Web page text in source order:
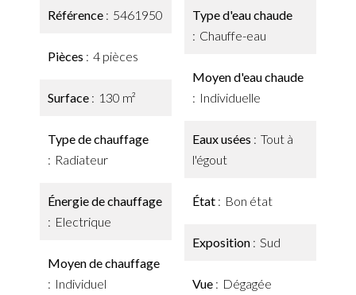
Référence 5461950
Pièces 4 pièces
Surface 130 m²
Type de chauffage
Radiateur
Énergie de chauffage
Electrique
Moyen de chauffage
Individuel
Type d'eau chaude
Chauffe-eau
Moyen d'eau chaude
Individuelle
Eaux usées
Tout à
l'égout
État Bon état
Exposition Sud
Vue Dégagée